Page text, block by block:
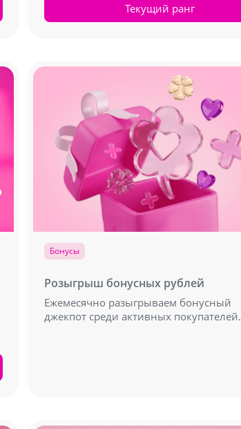
Текущий ранг
Бонусы
Розыгрыш бонусных рублей
Ежемесячно разыгрываем бонусный
джекпот среди активных покупателей.